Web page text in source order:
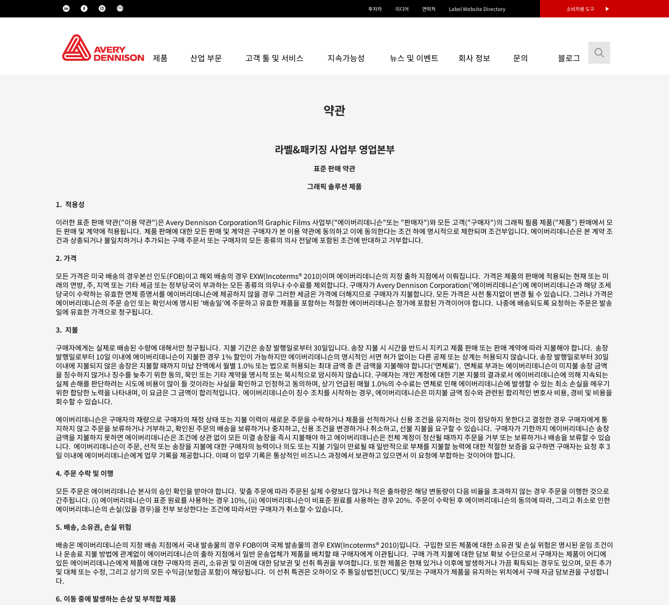
투자자 미디어 연락처 Label Website Directory 소비자용 도구
제품 산업 부문 고객 툴 및 서비스 지속가능성 뉴스 및 이벤트 회사 정보 문의 블로그
약관
라벨&패키징 사업부 영업본부
표준 판매 약관
그래픽 솔루션 제품
1. 적용성
이러한 표준 판매 약관("이용 약관")은 Avery Dennison Corporation의 Graphic Films 사업부("에이버리데니슨"또는 "판매자")와 모든 고객("구매자")의 그래픽 필름 제품("제품") 판매에서 모
든 판매 및 계약에 적용됩니다. 제품 판매에 대한 모든 판매 및 계약은 구매자가 본 이용 약관에 동의하고 이에 동의한다는 조건 하에 명시적으로 제한되며 조건부입니다. 에이버리데니슨은 본 계약 조
건과 상충되거나 불일치하거나 추가되는 구매 주문서 또는 구매자의 모든 종류의 의사 전달에 포함된 조건에 반대하고 거부합니다.
2. 가격
모든 가격은 미국 배송의 경우본선 인도(FOB)이고 해외 배송의 경우 EXW(Incoterms® 2010)이며 에이버리데니슨의 지정 출하 지점에서 이뤄집니다. 가격은 제품의 판매에 적용되는 현재 또는 미
래의 연방, 주, 지역 또는 기타 세금 또는 정부당국이 부과하는 모든 종류의 의무나 수수료를 제외합니다. 구매자가 Avery Dennison Corporation('에이버리데니슨')에 에이버리데니슨과 해당 조세
당국이 수락하는 유효한 면제 증명서를 에이버리데니슨에 제공하지 않을 경우 그러한 세금은 가격에 더해지므로 구매자가 지불합니다. 모든 가격은 사전 통지없이 변경 될 수 있습니다. 그러나 가격은
에이버리데니슨의 주문 승인 또는 확인서에 명시된 '배송일'에 주문하고 유효한 제품을 포함하는 적절한 에이버리데니슨 정가에 포함된 가격이어야 합니다. 나중에 배송되도록 요청하는 주문은 발송
일에 유효한 가격으로 청구됩니다.
3. 지불
구매자에게는 실제로 배송된 수량에 대해서만 청구됩니다. 지불 기간은 송장 발행일로부터 30일입니다. 송장 지불 시 시간을 반드시 지키고 제품 판매 또는 판매 계약에 따라 지불해야 합니다. 송장
발행일로부터 10일 이내에 에이버리데니슨이 지불한 경우 1% 할인이 가능하지만 에이버리데니슨의 명시적인 서면 허가 없이는 다른 공제 또는 상계는 허용되지 않습니다. 송장 발행일로부터 30일
이내에 지불되지 않은 송장은 지불할 때까지 미납 잔액에서 월별 1.0% 또는 법으로 허용되는 최대 금액 중 큰 금액을 지불해야 합니다('연체료'). 연체료 부과는 에이버리데니슨이 미지불 송장 금액
을 징수하지 않거나 징수를 늦추기 위한 동의, 묵인 또는 기타 계약을 명시적 또는 묵시적으로 암시하지 않습니다. 구매자는 개인 계정에 대한 기본 지불의 결과로서 에이버리데니슨에 의해​ 지속되는
실제 손해를 판단하려는 시도에 비용이 많이 들 것이라는 사실을 확인하고 인정하고 동의하며, 상기 언급된 매월 1.0%의 수수료는 연체로 인해 에이버리데니슨에 발생할 수 있는 최소 손실을 메우기
위한 합당한 노력을 나타내며, 이 요금은 그 금액이 합리적입니다. 에이버리데니슨이 징수 조치를 시작하는 경우, 에이버리데니슨은 미지불 금액 징수와 관련된 합리적인 변호사 비용, 경비 및 비용을
회수할 수 있습니다.
에이버리데니슨은 구매자의 재량으로 구매자의 재정 상태 또는 지불 이력이 새로운 주문을 수락하거나 제품을 선적하거나 신용 조건을 유지하는 것이 정당하지 못한다고 결정한 경우 구매자에게 통
지하지 않고 주문을 보류하거나 거부하고, 확인된 주문의 배송을 보류하거나 중지하고, 신용 조건을 변경하거나 취소하고, 선불 지불을 요구할 수 있습니다. 구매자가 기한까지 에이버리데니슨 송장
금액을 지불하지 못하면 에이버리데니슨은 조건에 상관 없이 모든 미결 송장을 즉시 지불해야 하고 에이버리데니슨은 전체 계정이 정산될 때까지 주문을 거부 또는 보류하거나 배송을 보류할 수 있습
니다. 에이버리데니슨이 주문, 선적 또는 송장을 지불에 대한 구매자의 능력이나 의도 또는 지불 기일이 만료될 때 일반적으로 부채를 지불할 능력에 대한 적절한 보증을 요구하면 구매자는 요청 후 3
일 이내에 에이버리데니슨에게 업무 기록을 제공합니다. 이때 이 업무 기록은 통상적인 비즈니스 과정에서 보관하고 있으면서 이 요청에 부합하는 것이어야 합니다.
4. 주문 수락 및 이행
모든 주문은 에이버리데니슨 본사의 승인 확인을 받아야 합니다. 맞춤 주문에 따라 주문된 실제 수량보다 많거나 적은 출하량은 해당 변동량이 다음 비율을 초과하지 않는 경우 주문을 이행한 것으로
간주됩니다. (i) 에이버리데니슨이 표준 원료를 사용하는 경우 10%, (ii) 에이버리데니슨이 비표준 원료를 사용하는 경우 20%. 주문이 수락된 후 에이버리데니슨의 동의에 따라, 그리고 취소로 인한
에이버리데니슨의 손실(있을 경우)을 전부 보상한다는 조건에 따라서만 구매자가 취소할 수 있습니다.
5. 배송, 소유권, 손실 위험
배송은 에이버리데니슨의 지정 배송 지점에서 국내 발송물의 경우 FOB이며 국제 발송물의 경우 EXW(Incoterms® 2010)입니다. 구입한 모든 제품에 대한 소유권 및 손실 위험은 명시된 운임 조건이
나 운송료 지불 방법에 관계없이 에이버리데니슨의 출하 지점에서 일반 운송업체가 제품을 배치할 때 구매자에게 이관됩니다. 구매 가격 지불에 대한 담보 확보 수단으로서 구매자는 제품이 어디에
있든 에이버리데니슨에게 제품에 대한 구매자의 권리, 소유권 및 이권에 대한 담보권 및 선취 특권을 부여합니다. 또한 제품은 현재 있거나 이후에 발생하거나 가끔 획득되는 경우도 있으며, 모든 추가
및 대체 또는 수정, 그리고 상기의 모든 수익금(보험금 포함)이 해당됩니다. 이 선취 특권은 오하이오 주 통일상법전(UCC) 및/또는 구매자가 제품을 유지하는 위치에서 구매 자금 담보권을 구성합니
다.
6. 이동 중에 발생하는 손상 및 부적합 제품